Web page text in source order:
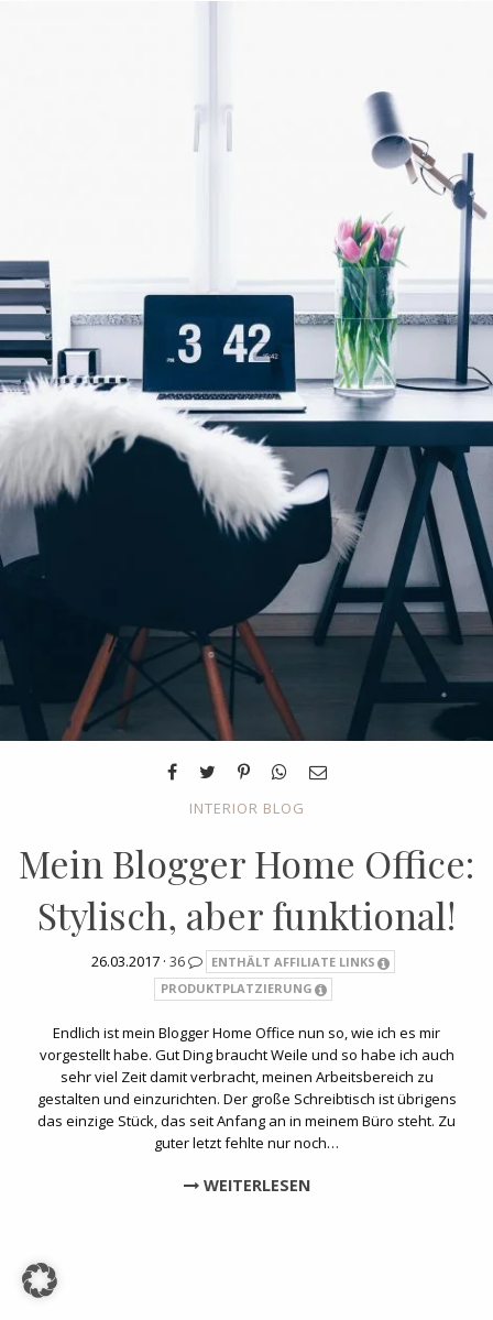
INTERIOR BLOG
Mein Blogger Home Office:
Stylisch, aber funktional!
26.03.2017 · 36
ENTHÄLT AFFILIATE LINKS
PRODUKTPLATZIERUNG
Endlich ist mein Blogger Home Office nun so, wie ich es mir
vorgestellt habe. Gut Ding braucht Weile und so habe ich auch
sehr viel Zeit damit verbracht, meinen Arbeitsbereich zu
gestalten und einzurichten. Der große Schreibtisch ist übrigens
das einzige Stück, das seit Anfang an in meinem Büro steht. Zu
guter letzt fehlte nur noch…
WEITERLESEN